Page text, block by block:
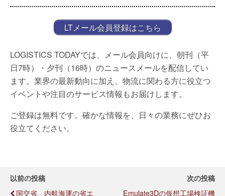
LTメール会員登録はこちら
LOGISTICS TODAYでは、メール会員向けに、朝刊（平
日7時）・夕刊（16時）のニュースメールを配信してい
ます。業界の最新動向に加え、物流に関わる方に役立つ
イベントや注目のサービス情報もお届けします。
ご登録は無料です。確かな情報を、日々の業務にぜひお
役立てください。
以前の投稿
国交省、内航海運の省エ
次の投稿
Emulate3Dの仮想工場検証機